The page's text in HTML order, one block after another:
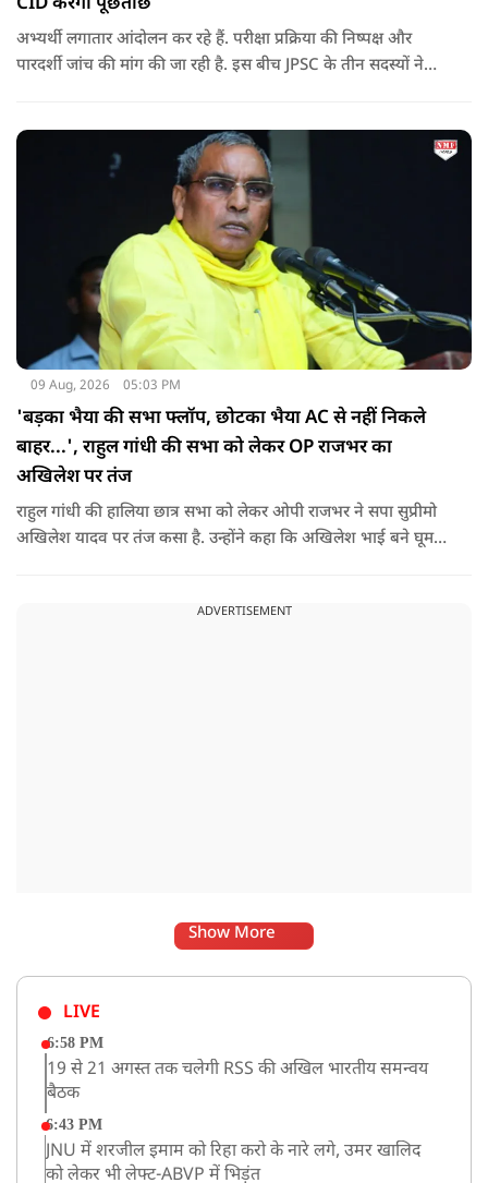
अभ्यर्थी लगातार आंदोलन कर रहे हैं. परीक्षा प्रक्रिया की निष्पक्ष और
पारदर्शी जांच की मांग की जा रही है. इस बीच JPSC के तीन सदस्यों ने
09 Aug, 2026 05:03 PM
'बड़का भैया की सभा फ्लॉप, छोटका भैया AC से नहीं निकले
बाहर...', राहुल गांधी की सभा को लेकर OP राजभर का
अखिलेश पर तंज
राहुल गांधी की हालिया छात्र सभा को लेकर ओपी राजभर ने सपा सुप्रीमो
अखिलेश यादव पर तंज कसा है. उन्होंने कहा कि अखिलेश भाई बने घूम
ADVERTISEMENT
Show More
LIVE
6:58 PM
19 से 21 अगस्त तक चलेगी RSS की अखिल भारतीय समन्वय
बैठक
6:43 PM
JNU में शरजील इमाम को रिहा करो के नारे लगे, उमर खालिद
को लेकर भी लेफ्ट-ABVP में भिड़ंत